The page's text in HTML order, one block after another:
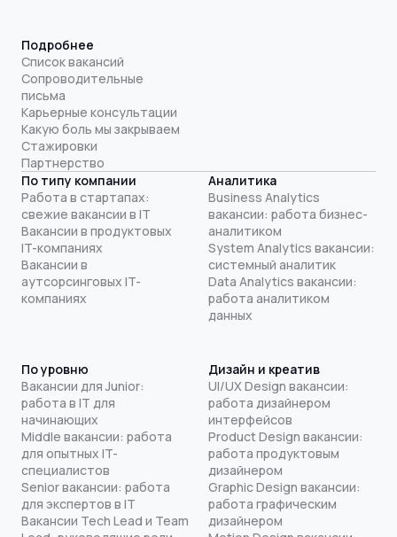
Подробнее
Список вакансий
Сопроводительные
письма
Карьерные консультации
Какую боль мы закрываем
Стажировки
Партнерство
По типу компании
Работа в стартапах:
свежие вакансии в IT
Вакансии в продуктовых
IT-компаниях
Вакансии в
аутсорсинговых IT-
компаниях
Аналитика
Business Analytics
вакансии: работа бизнес-
аналитиком
System Analytics вакансии:
системный аналитик
Data Analytics вакансии:
работа аналитиком
данных
По уровню
Вакансии для Junior:
работа в IT для
начинающих
Middle вакансии: работа
для опытных IT-
специалистов
Senior вакансии: работа
для экспертов в IT
Вакансии Tech Lead и Team
Дизайн и креатив
UI/UX Design вакансии:
работа дизайнером
интерфейсов
Product Design вакансии:
работа продуктовым
дизайнером
Graphic Design вакансии:
работа графическим
дизайнером